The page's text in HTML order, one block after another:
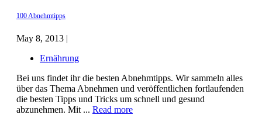
100 Abnehmtipps
May 8, 2013 |
Ernährung
Bei uns findet ihr die besten Abnehmtipps. Wir sammeln alles
über das Thema Abnehmen und veröffentlichen fortlaufenden
die besten Tipps und Tricks um schnell und gesund
abzunehmen. Mit ... Read more